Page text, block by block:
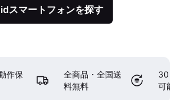
スマートフォンを探す
作保
全商品・全国送
料無料
30
可